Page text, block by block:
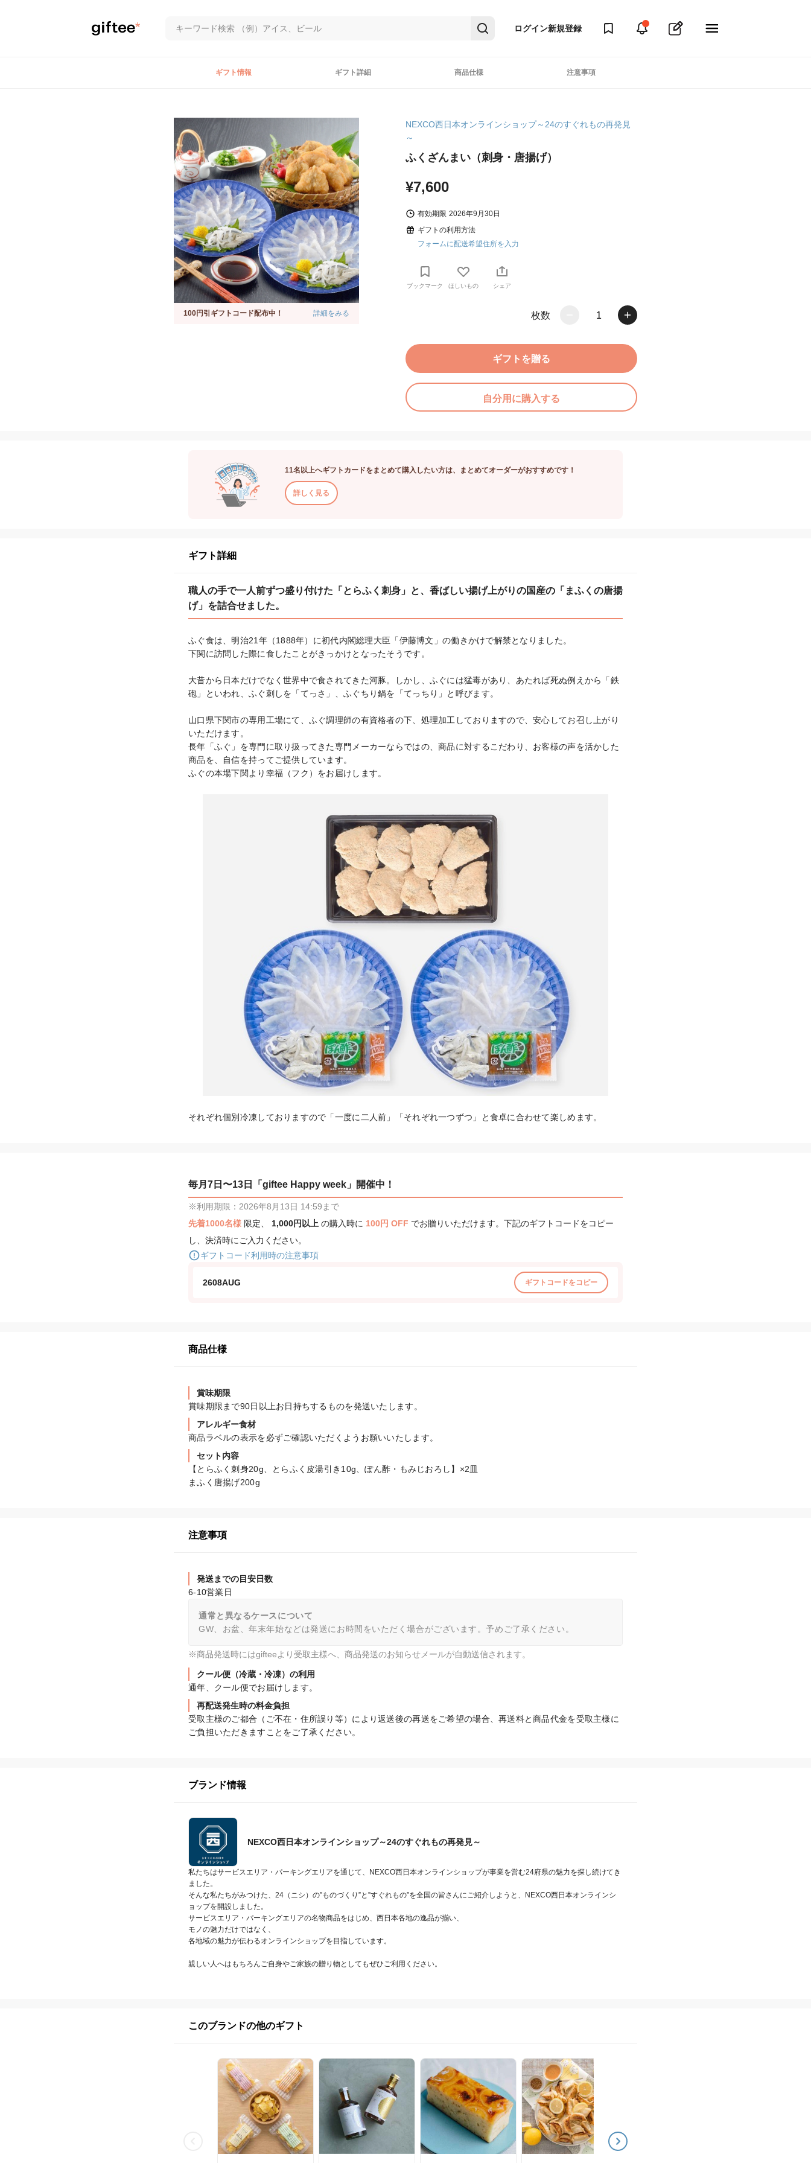
ログイン新規登録
ギフト情報 ギフト詳細 商品仕様 注意事項
100円引ギフトコード配布中！ 詳細をみる
NEXCO西日本オンラインショップ～24のすぐれもの再発見
～
ふくざんまい（刺身・唐揚げ）
¥7,600
有効期限 2026年9月30日
ギフトの利用方法
フォームに配送希望住所を入力
ブックマーク ほしいもの シェア
枚数 1
ギフトを贈る
自分用に購入する
11名以上へギフトカードをまとめて購入したい方は、まとめてオーダーがおすすめです！
詳しく見る
ギフト詳細
職人の手で一人前ずつ盛り付けた「とらふく刺身」と、香ばしい揚げ上がりの国産の「まふくの唐揚
げ」を詰合せました。
ふぐ食は、明治21年（1888年）に初代内閣総理大臣「伊藤博文」の働きかけで解禁となりました。
下関に訪問した際に食したことがきっかけとなったそうです。
大昔から日本だけでなく世界中で食されてきた河豚。しかし、ふぐには猛毒があり、あたれば死ぬ例えから「鉄
砲」といわれ、ふぐ刺しを「てっさ」、ふぐちり鍋を「てっちり」と呼びます。
山口県下関市の専用工場にて、ふぐ調理師の有資格者の下、処理加工しておりますので、安心してお召し上がり
いただけます。
長年「ふぐ」を専門に取り扱ってきた専門メーカーならではの、商品に対するこだわり、お客様の声を活かした
商品を、自信を持ってご提供しています。
ふぐの本場下関より幸福（フク）をお届けします。
それぞれ個別冷凍しておりますので「一度に二人前」「それぞれ一つずつ」と食卓に合わせて楽しめます。
毎月7日〜13日「giftee Happy week」開催中！
※利用期限：2026年8月13日 14:59まで
先着1000名様 限定、 1,000円以上 の購入時に 100円 OFF でお贈りいただけます。下記のギフトコードをコピー
し、決済時にご入力ください。
ギフトコード利用時の注意事項
2608AUG ギフトコードをコピー
商品仕様
賞味期限
賞味期限まで90日以上お日持ちするものを発送いたします。
アレルギー食材
商品ラベルの表示を必ずご確認いただくようお願いいたします。
セット内容
【とらふく刺身20g、とらふく皮湯引き10g、ぽん酢・もみじおろし】×2皿
まふく唐揚げ200g
注意事項
発送までの目安日数
6-10営業日
通常と異なるケースについて
GW、お盆、年末年始などは発送にお時間をいただく場合がございます。予めご了承ください。
※商品発送時にはgifteeより受取主様へ、商品発送のお知らせメールが自動送信されます。
クール便（冷蔵・冷凍）の利用
通年、クール便でお届けします。
再配送発生時の料金負担
受取主様のご都合（ご不在・住所誤り等）により返送後の再送をご希望の場合、再送料と商品代金を受取主様に
ご負担いただきますことをご了承ください。
ブランド情報
NEXCO西日本オンラインショップ～24のすぐれもの再発見～
私たちはサービスエリア・パーキングエリアを通じて、NEXCO西日本オンラインショップが事業を営む24府県の魅力を探し続けてき
ました。
そんな私たちがみつけた、24（ニシ）の”ものづくり”と”すぐれもの”を全国の皆さんにご紹介しようと、NEXCO西日本オンラインシ
ョップを開設しました。
サービスエリア・パーキングエリアの名物商品をはじめ、西日本各地の逸品が揃い、
モノの魅力だけではなく、
各地域の魅力が伝わるオンラインショップを目指しています。
親しい人へはもちろんご自身やご家族の贈り物としてもぜひご利用ください。
このブランドの他のギフト